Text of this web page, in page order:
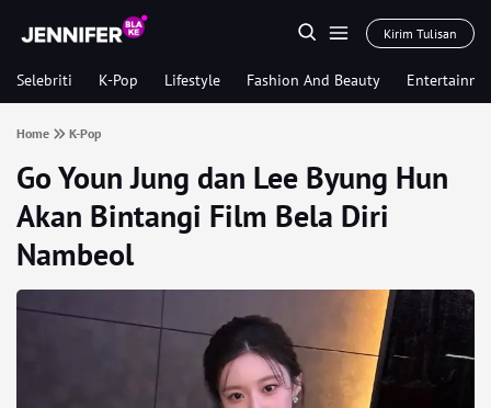
Kirim Tulisan
Selebriti K-Pop Lifestyle Fashion And Beauty
Home K-Pop
Go Youn Jung dan Lee Byung Hun
Akan Bintangi Film Bela Diri
Nambeol